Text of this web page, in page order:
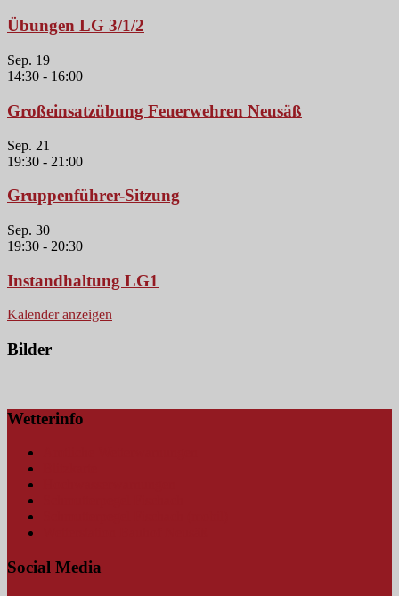
Übungen LG 3/1/2
Sep. 19
14:30 - 16:00
Großeinsatzübung Feuerwehren Neusäß
Sep. 21
19:30 - 21:00
Gruppenführer-Sitzung
Sep. 30
19:30 - 20:30
Instandhaltung LG1
Kalender anzeigen
Bilder
Wetterinfo
Social Media